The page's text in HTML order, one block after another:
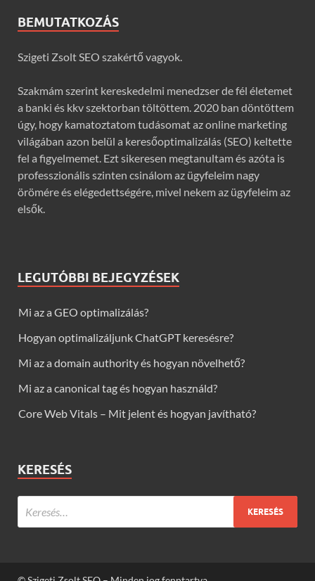
BEMUTATKOZÁS
Szigeti Zsolt SEO szakértő vagyok.
Szakmám szerint kereskedelmi menedzser de fél életemet
a banki és kkv szektorban töltöttem. 2020 ban döntöttem
úgy, hogy kamatoztatom tudásomat az online marketing
világában azon belül a keresőoptimalizálás (SEO) keltette
fel a figyelmemet. Ezt sikeresen megtanultam és azóta is
professzionális szinten csinálom az ügyfeleim nagy
örömére és elégedettségére, mivel nekem az ügyfeleim az
elsők.
LEGUTÓBBI BEJEGYZÉSEK
Mi az a GEO optimalizálás?
Hogyan optimalizáljunk ChatGPT keresésre?
Mi az a domain authority és hogyan növelhető?
Mi az a canonical tag és hogyan használd?
Core Web Vitals – Mit jelent és hogyan javítható?
KERESÉS